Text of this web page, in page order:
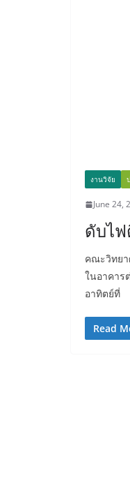
งานวิจัย
June 24,
ดับไฟ
คณะวิทยา
ในอาคาร
อาทิตย์ที่
Read